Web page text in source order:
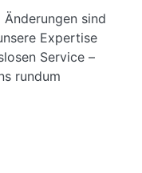
sind
Expertise
Service –
rundum